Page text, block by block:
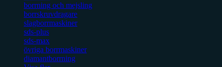
borrning och mejsling
borrskruvdragare
slagborrmaskiner
sds-plus
sds-max
övriga borrmaskiner
diamantborrning